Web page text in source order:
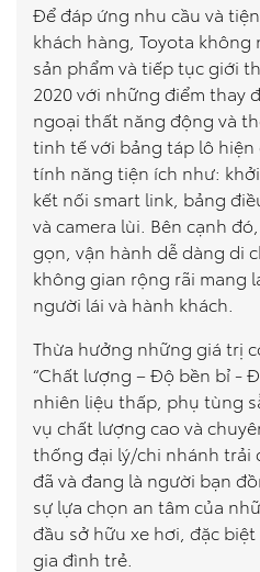
Để đáp ứng nhu cầu và
khách hàng, Toyota
sản phẩm và tiếp tục giới
2020 với những điểm thay
ngoại thất năng động và
tinh tế với bảng táp lô
tính năng tiện ích như:
kết nối smart link, bảng
và camera lùi. Bên cạnh
gọn, vận hành dễ dàng di
không gian rộng rãi mang
người lái và hành khách.
Thừa hưởng những giá trị
“Chất lượng – Độ bền bỉ -
nhiên liệu thấp, phụ tùng
vụ chất lượng cao và
thống đại lý/chi nhánh trải
đã và đang là người bạn
sự lựa chọn an tâm của
đầu sở hữu xe hơi, đặc
gia đình trẻ.